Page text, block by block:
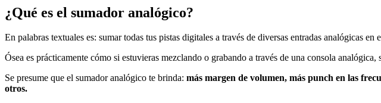
¿Qué es el sumador analógico?
En palabras textuales es: sumar todas tus pistas digitales a través de diversas entradas analógicas
Ósea es prácticamente cómo si estuvieras mezclando o grabando a través de una consola
Se presume que el sumador analógico te brinda: más margen de volumen, más punch en las
otros.